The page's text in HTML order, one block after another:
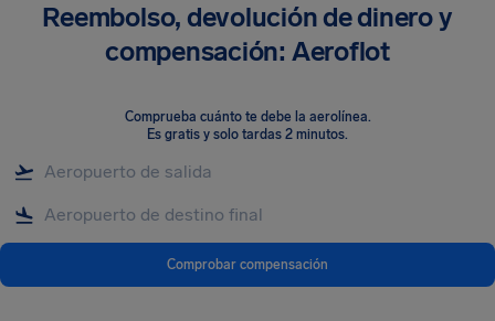
Reembolso, devolución de dinero y
compensación: Aeroflot
Comprueba cuánto te debe la aerolínea.
Es gratis y solo tardas 2 minutos.
Comprobar compensación